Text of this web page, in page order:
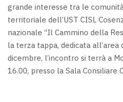
grande interesse tra le
territoriale dell’UST CISL
nazionale “Il Cammino della
la terza tappa, dedicata all’area
dicembre, l’incontro si terrà a
16.00, presso la Sala Consiliare